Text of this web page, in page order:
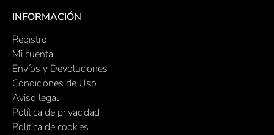
INFORMACIÓN
Registro
Mi cuenta
Envíos y Devoluciones
Condiciones de Uso
Aviso legal
Política de privacidad
Política de cookies